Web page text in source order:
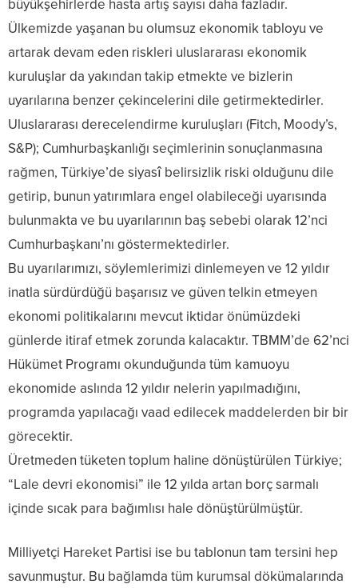
büyükşehirlerde hasta artış sayısı daha fazladır.
Ülkemizde yaşanan bu olumsuz ekonomik tabloyu ve
artarak devam eden riskleri uluslararası ekonomik
kuruluşlar da yakından takip etmekte ve bizlerin
uyarılarına benzer çekincelerini dile getirmektedirler.
Uluslararası derecelendirme kuruluşları (Fitch, Moody’s,
S&P); Cumhurbaşkanlığı seçimlerinin sonuçlanmasına
rağmen, Türkiye’de siyasî belirsizlik riski olduğunu dile
getirip, bunun yatırımlara engel olabileceği uyarısında
bulunmakta ve bu uyarılarının baş sebebi olarak 12’nci
Cumhurbaşkanı’nı göstermektedirler.
Bu uyarılarımızı, söylemlerimizi dinlemeyen ve 12 yıldır
inatla sürdürdüğü başarısız ve güven telkin etmeyen
ekonomi politikalarını mevcut iktidar önümüzdeki
günlerde itiraf etmek zorunda kalacaktır. TBMM’de 62’nci
Hükümet Programı okunduğunda tüm kamuoyu
ekonomide aslında 12 yıldır nelerin yapılmadığını,
programda yapılacağı vaad edilecek maddelerden bir bir
görecektir.
Üretmeden tüketen toplum haline dönüştürülen Türkiye;
“Lale devri ekonomisi” ile 12 yılda artan borç sarmalı
içinde sıcak para bağımlısı hale dönüştürülmüştür.
Milliyetçi Hareket Partisi ise bu tablonun tam tersini hep
savunmuştur. Bu bağlamda tüm kurumsal dökümalarında